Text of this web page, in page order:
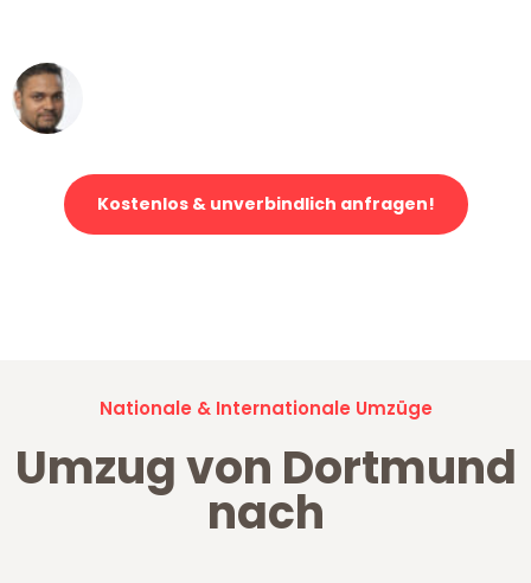
Kostenlos & unverbindlich anfragen!
Nationale & Internationale Umzüge
Umzug von Dortmund
nach